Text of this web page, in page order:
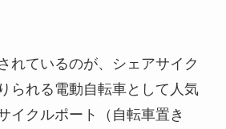
れているのが、シェアサイク
られる電動自転車として人気
イクルポート（自転車置き